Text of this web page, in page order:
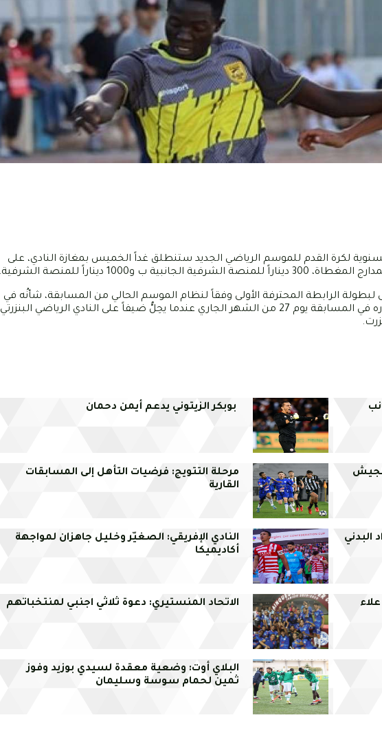
لكرة القدم للموسم الرياضي الجديد ستنطلق غداً الخميس بمغازة النادي، على
لبطولة الرابطة المحترفة الأولى وفقاً لنظام الموسم الحالي من المسابقة، شأنُه في
ذلك شأن القوافل الرياضية بقفصة، على أن يستهِلّ الفريق مُشواره في المسابقة يوم 27 من الشهر الجاري عندما يحِلُّ ضيفاً على النادي الرياضي البنزرتي
بوبكر الزيتوني يدعم أيمن دحمان
مرحلة التتويج: فرضيات التأهل إلى المسابقات
القارية
البدني
النادي الإفريقي: الصغيّر وخليل جاهزان لمواجهة
أكاديميكا
الاتحاد المنستيري: دعوة ثلاثي اجنبي لمنتخباتهم
البلاي أوت: وضعية معقدة لسيدي بوزيد وفوز
ثمين لحمام سوسة وسليمان